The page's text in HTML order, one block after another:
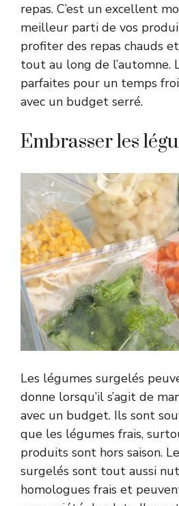
repas. C’est un excellent
meilleur parti de vos
profiter des repas chauds
tout au long de l’automne.
parfaites pour un temps
avec un budget serré.
Embrasser les
Les légumes surgelés
donne lorsqu’il s’agit de
avec un budget. Ils sont
que les légumes frais,
produits sont hors saison.
surgelés sont tout aussi
homologues frais et